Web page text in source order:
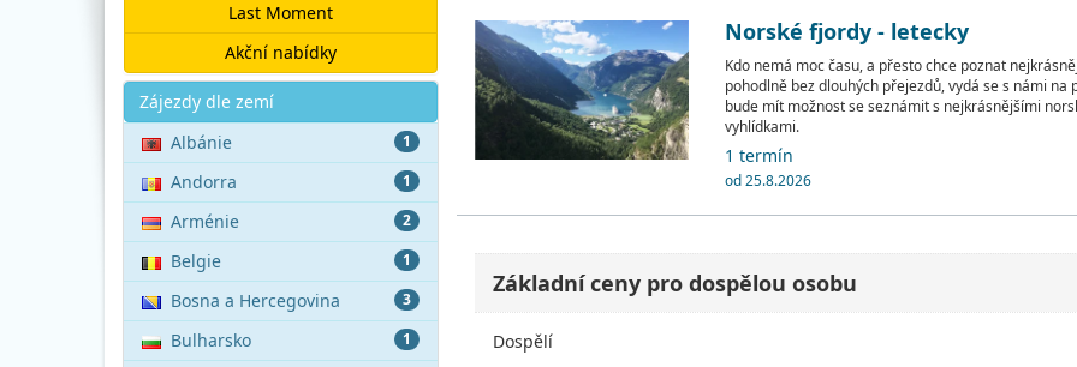
Last Moment
Akční nabídky
Akce
Zájezdy dle zemí
1
Albánie
1
Andorra
2
Arménie
1
Belgie
3
Bosna a Hercegovina
1
Bulharsko
Norské fjordy - letecky
Kdo nemá moc času, a přesto chce poznat
pohodlně bez dlouhých přejezdů, vydá se s námi na
bude mít možnost se seznámit s nejkrásnějšími
vyhlídkami.
1 termín
od 25.8.2026
Základní ceny pro dospělou osobu
Dospělí